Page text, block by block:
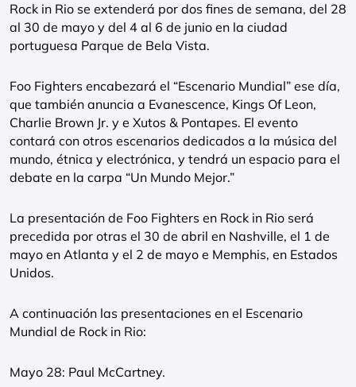
Rock in Rio se extenderá por dos fines de semana, del 28
al 30 de mayo y del 4 al 6 de junio en la ciudad
portuguesa Parque de Bela Vista.
Foo Fighters encabezará el “Escenario Mundial” ese día,
que también anuncia a Evanescence, Kings Of Leon,
Charlie Brown Jr. y e Xutos & Pontapes. El evento
contará con otros escenarios dedicados a la música del
mundo, étnica y electrónica, y tendrá un espacio para el
debate en la carpa “Un Mundo Mejor.”
La presentación de Foo Fighters en Rock in Rio será
precedida por otras el 30 de abril en Nashville, el 1 de
mayo en Atlanta y el 2 de mayo e Memphis, en Estados
Unidos.
A continuación las presentaciones en el Escenario
Mundial de Rock in Rio:
Mayo 28: Paul McCartney.